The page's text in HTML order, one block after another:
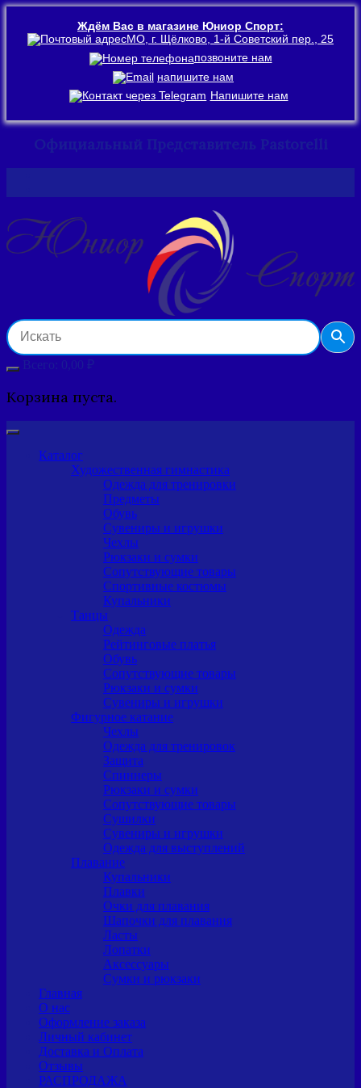
Ждём Вас в магазине Юниор Спорт:
МО, г. Щёлково, 1-й Советский пер., 25
позвоните нам
напишите нам
Напишите нам
Официальный Представитель Pastorelli
Всего: 0,00 ₽
Корзина пуста.
Каталог
Художественная гимнастика
Одежда для тренировки
Предметы
Обувь
Сувениры и игрушки
Чехлы
Рюкзаки и сумки
Сопутствующие товары
Спортивные костюмы
Купальники
Танцы
Одежда
Рейтинговые платья
Обувь
Сопутствующие товары
Рюкзаки и сумки
Сувениры и игрушки
Фигурное катание
Чехлы
Одежда для тренировок
Защита
Спиннеры
Рюкзаки и сумки
Сопутствующие товары
Сушилки
Сувениры и игрушки
Одежда для выступлений
Плавание
Купальники
Плавки
Очки для плавания
Шапочки для плавания
Ласты
Лопатки
Аксессуары
Сумки и рюкзаки
Главная
О нас
Оформление заказа
Личный кабинет
Доставка и Оплата
Отзывы
РАСПРОДАЖА